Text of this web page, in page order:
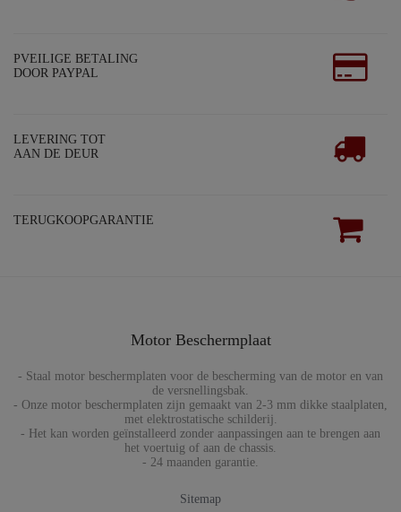
PVEILIGE BETALING
DOOR PAYPAL
LEVERING TOT
AAN DE DEUR
TERUGKOOPGARANTIE
Motor Beschermplaat
- Staal motor beschermplaten voor de bescherming van de motor en van
de versnellingsbak.
- Onze motor beschermplaten zijn gemaakt van 2-3 mm dikke staalplaten,
met elektrostatische schilderij.
- Het kan worden geïnstalleerd zonder aanpassingen aan te brengen aan
het voertuig of aan de chassis.
- 24 maanden garantie.
Sitemap